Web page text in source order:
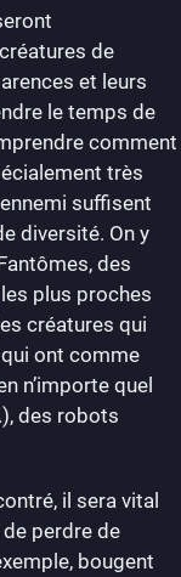
de
et leurs
le temps de
comment
très
suffisent
diversité. On y
des
plus proches
créatures qui
ont comme
n’importe quel
des robots
il sera vital
perdre de
bougent